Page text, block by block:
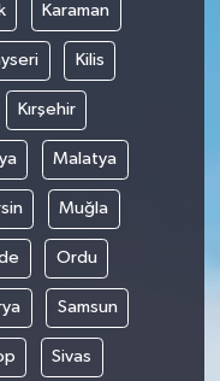
Karaman
Kilis
Kırşehir
Malatya
Muğla
Ordu
Samsun
Sivas